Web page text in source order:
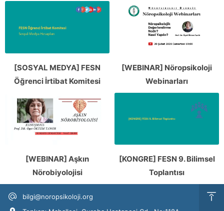
[SOSYAL MEDYA] FESN
Öğrenci İrtibat Komitesi
[WEBINAR] Nöropsikoloji
Webinarları
[WEBINAR] Aşkın
Nörobiyolojisi
[KONGRE] FESN 9. Bilimsel
Toplantısı
bilgi@noropsikoloji.org